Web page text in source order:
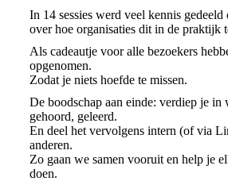
In 14 sessies werd veel kennis
over hoe organisaties dit in de praktijk
Als cadeautje voor alle bezoekers
opgenomen.
Zodat je niets hoefde te missen.
De boodschap aan einde: verdiep je in
gehoord, geleerd.
En deel het vervolgens intern (of via
anderen.
Zo gaan we samen vooruit en help je
doen.